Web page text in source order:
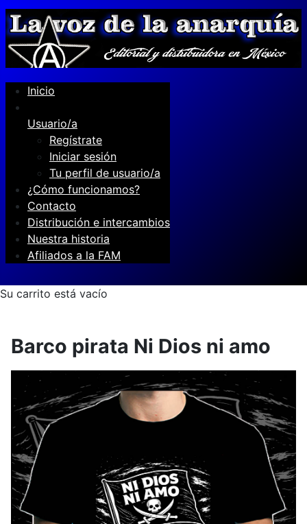
Inicio
Usuario/a
Regístrate
Iniciar sesión
Tu perfil de usuario/a
¿Cómo funcionamos?
Contacto
Distribución e intercambios
Nuestra historia
Afiliados a la FAM
Su carrito está vacío
Barco pirata Ni Dios ni amo